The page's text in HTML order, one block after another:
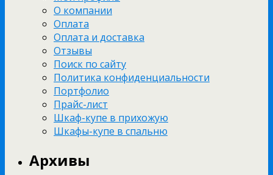
О компании
Оплата
Оплата и доставка
Отзывы
Поиск по сайту
Политика конфиденциальности
Портфолио
Прайс-лист
Шкаф-купе в прихожую
Шкафы-купе в спальню
Архивы